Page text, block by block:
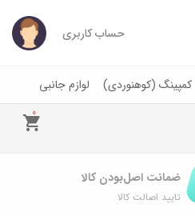
حساب کاربری
کمپینگ (کوهنوردی) لوازم جانبی
0
ضمانت اصل‌بودن کالا
تایید اصالت کالا